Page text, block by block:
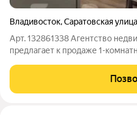
Владивосток,Саратовская улица
Арт. 132861338 Агентство
предлагает к продаже 1-
ремонтом. Состояние и
Железная дверь, Ламинат,